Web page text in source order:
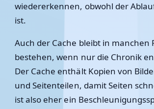
wiedererkennen, obwohl der
ist.
Auch der Cache bleibt in manchen
bestehen, wenn nur die Chronik
Der Cache enthält Kopien von
und Seitenteilen, damit Seiten
ist also eher ein